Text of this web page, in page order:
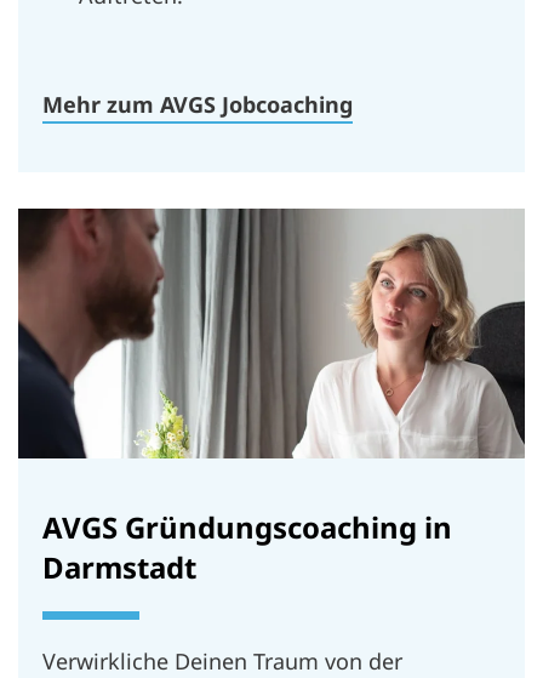
Mehr zum AVGS Jobcoaching
AVGS Gründungscoaching in
Darmstadt
Verwirkliche Deinen Traum von der